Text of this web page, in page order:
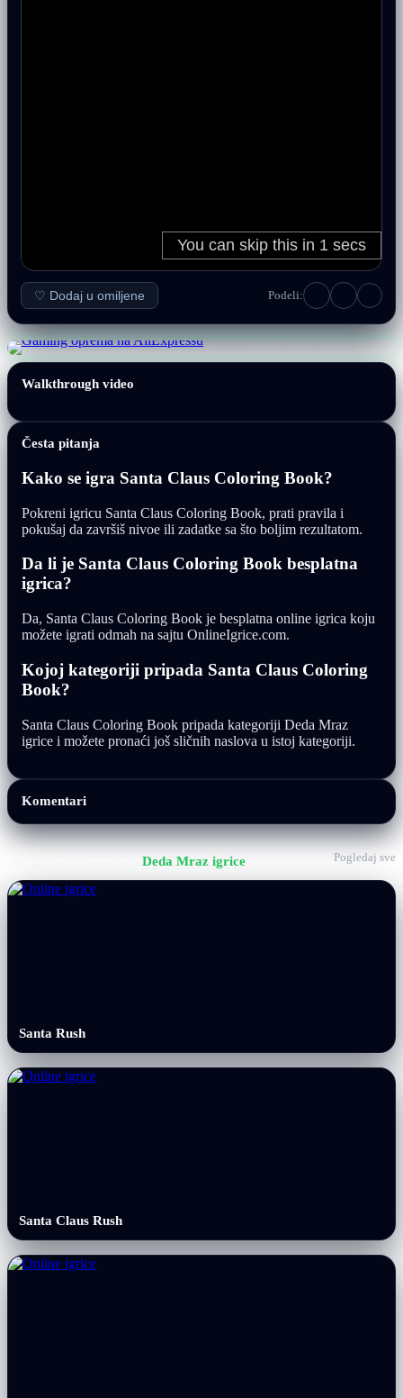
♡ Dodaj u omiljene Podeli:
Walkthrough video
Česta pitanja
Kako se igra Santa Claus Coloring Book?
Pokreni igricu Santa Claus Coloring Book, prati pravila i
pokušaj da završiš nivoe ili zadatke sa što boljim rezultatom.
Da li je Santa Claus Coloring Book besplatna
igrica?
Da, Santa Claus Coloring Book je besplatna online igrica koju
možete igrati odmah na sajtu OnlineIgrice.com.
Kojoj kategoriji pripada Santa Claus Coloring
Book?
Santa Claus Coloring Book pripada kategoriji Deda Mraz
igrice i možete pronaći još sličnih naslova u istoj kategoriji.
Komentari
Deda Mraz igrice Pogledaj sve
Santa Rush
Santa Claus Rush